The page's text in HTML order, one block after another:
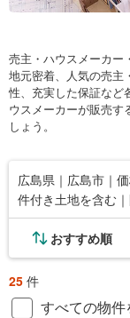
売主・ハウスメーカー
地元密着、人気の売主
性、充実した保証など
ウスメーカーが販売す
しょう。
広島県｜広島市｜
件付き土地を含む
おすすめ順
25 件
すべての物